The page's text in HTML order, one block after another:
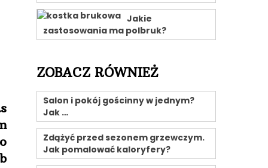
Jakie
zastosowania ma polbruk?
ZOBACZ RÓWNIEŻ
Salon i pokój gościnny w jednym?
Jak …
Zdążyć przed sezonem grzewczym.
Jak pomalować kaloryfery?